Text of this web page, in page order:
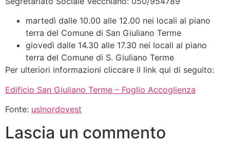
martedì dalle 10.00 alle 12.00 nei locali al piano
terra del Comune di San Giuliano Terme
giovedì dalle 14.30 alle 17.30 nei locali al piano
terra del Comune di S. Giuliano Terme
Per ulteriori informazioni cliccare il link qui di seguito:
Edificio San Giuliano Terme – Foglio Accoglienza
Fonte: uslnordovest
Lascia un commento